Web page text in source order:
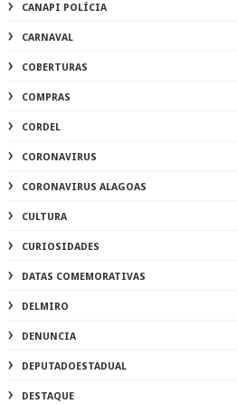
CANAPI POLÍCIA
CARNAVAL
COBERTURAS
COMPRAS
CORDEL
CORONAVIRUS
CORONAVIRUS ALAGOAS
CULTURA
CURIOSIDADES
DATAS COMEMORATIVAS
DELMIRO
DENUNCIA
DEPUTADOESTADUAL
DESTAQUE